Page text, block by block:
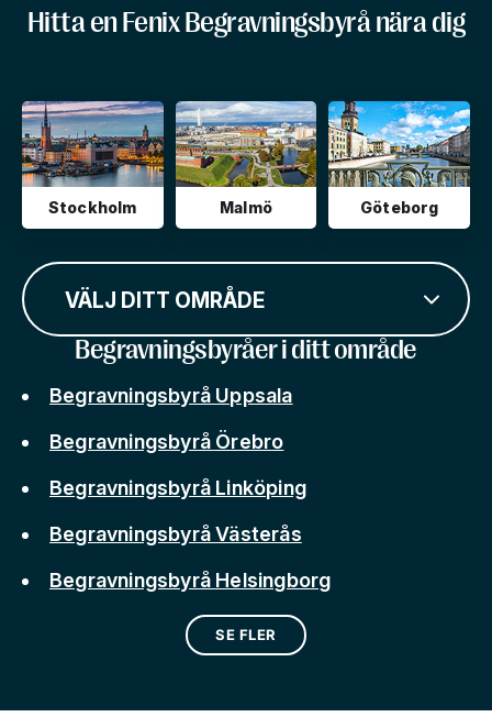
Hitta en Fenix Begravningsbyrå nära dig
Stockholm Malmö Göteborg
VÄLJ DITT OMRÅDE
Begravningsbyråer i ditt område
Begravningsbyrå Uppsala
Begravningsbyrå Örebro
Begravningsbyrå Linköping
Begravningsbyrå Västerås
Begravningsbyrå Helsingborg
SE FLER